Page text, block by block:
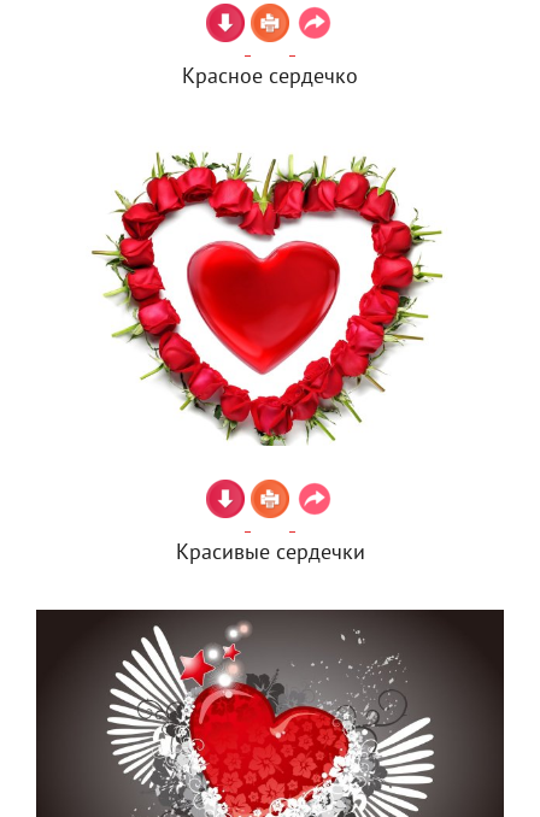
Красное сердечко
Красивые сердечки